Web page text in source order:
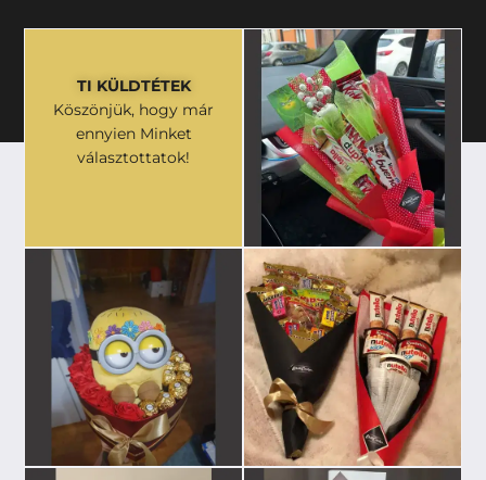
TI KÜLDTÉTEK
Köszönjük, hogy már
ennyien Minket
választottatok!